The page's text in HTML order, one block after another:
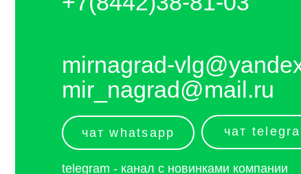
Отправляем каждый день. Оплата любым
удобным способом, от налички до
выставления счёта и перевода на карту.